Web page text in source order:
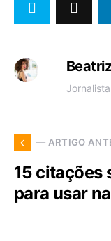
— ARTIGO
15 citações
para usar